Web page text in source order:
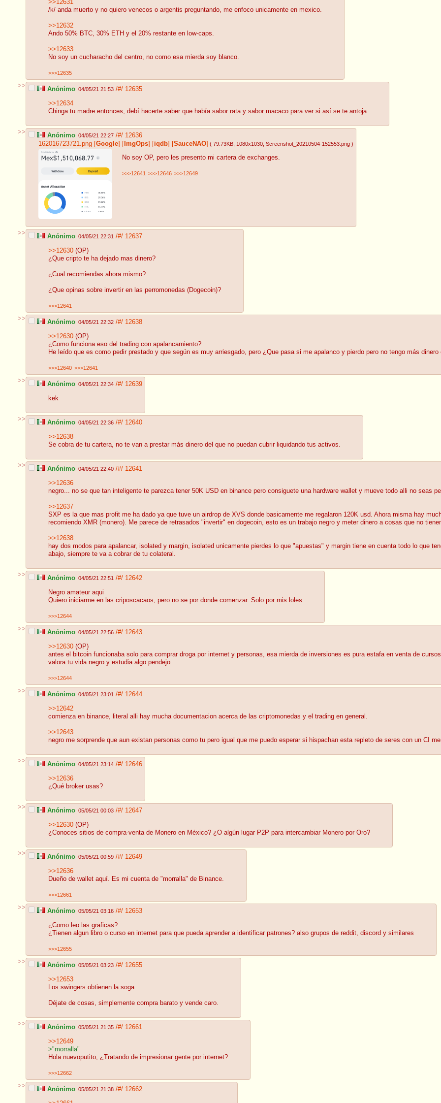
>>12631
/k/ anda muerto y no quiero venecos o argentis preguntando, me enfoco unicamente en mexico.
>>12632
Ando 50% BTC, 30% ETH y el 20% restante en low-caps.
>>12633
No soy un cucharacho del centro, no como esa mierda soy blanco.
>>>12635
>> Anónimo 04/05/21 21:53 /#/ 12635
>>12634
Chinga tu madre entonces, debí hacerte saber que había sabor rata y sabor macaco para ver si así se te antoja
>> Anónimo 04/05/21 22:27 /#/ 12636
162016723721.png [Google] [ ImgOps] [iqdb] [SauceNAO] ( 79.73KB , 1080x1030 , Screenshot_20210504-152553.png )
No soy OP, pero les presento mi cartera de exchanges.
>>>12641 >>>12646 >>>12649
>> Anónimo 04/05/21 22:31 /#/ 12637
>>12630 (OP)
¿Que cripto te ha dejado mas dinero?
¿Cual recomiendas ahora mismo?
¿Que opinas sobre invertir en las perromonedas (Dogecoin)?
>>>12641
>> Anónimo 04/05/21 22:32 /#/ 12638
>>12630 (OP)
¿Como funciona eso del trading con apalancamiento?
He leído que es como pedir prestado y que según es muy arriesgado, pero ¿Que pasa si me apalanco y pierdo pero no tengo más
>>>12640 >>>12641
>> Anónimo 04/05/21 22:34 /#/ 12639
kek
>> Anónimo 04/05/21 22:36 /#/ 12640
>>12638
Se cobra de tu cartera, no te van a prestar más dinero del que no puedan cubrir liquidando tus activos.
>> Anónimo 04/05/21 22:40 /#/ 12641
>>12636
negro... no se que tan inteligente te parezca tener 50K USD en binance pero consiguete una hardware wallet y mueve todo alli no seas
>>12637
SXP es la que mas profit me ha dado ya que tuve un airdrop de XVS donde basicamente me regalaron 120K usd. Ahora misma hay
recomiendo XMR (monero). Me parece de retrasados "invertir" en dogecoin, esto es un trabajo negro y meter dinero a cosas que no
>>12638
hay dos modos para apalancar, isolated y margin, isolated unicamente pierdes lo que "apuestas" y margin tiene en cuenta todo lo que
abajo, siempre te va a cobrar de tu colateral.
>> Anónimo 04/05/21 22:51 /#/ 12642
Negro amateur aqui
Quiero iniciarme en las criposcacaos, pero no se por donde comenzar. Solo por mis loles
>>>12644
>> Anónimo 04/05/21 22:56 /#/ 12643
>>12630 (OP)
antes el bitcoin funcionaba solo para comprar droga por internet y personas, esa mierda de inversiones es pura estafa en venta de cursos
valora tu vida negro y estudia algo pendejo
>>>12644
>> Anónimo 04/05/21 23:01 /#/ 12644
>>12642
comienza en binance, literal alli hay mucha documentacion acerca de las criptomonedas y el trading en general.
>>12643
negro me sorprende que aun existan personas como tu pero igual que me puedo esperar si hispachan esta repleto de seres con un CI
>> Anónimo 04/05/21 23:14 /#/ 12646
>>12636
¿Qué broker usas?
>> Anónimo 05/05/21 00:03 /#/ 12647
>>12630 (OP)
¿Conoces sitios de compra-venta de Monero en México? ¿O algún lugar P2P para intercambiar Monero por Oro?
>> Anónimo 05/05/21 00:59 /#/ 12649
>>12636
Dueño de wallet aquí. Es mi cuenta de "morralla" de Binance.
>>>12661
>> Anónimo 05/05/21 03:16 /#/ 12653
¿Como leo las graficas?
¿Tienen algun libro o curso en internet para que pueda aprender a identificar patrones? also grupos de reddit, discord y similares
>>>12655
>> Anónimo 05/05/21 03:23 /#/ 12655
>>12653
Los swingers obtienen la soga.
Déjate de cosas, simplemente compra barato y vende caro.
>> Anónimo 05/05/21 21:35 /#/ 12661
>>12649
>"morralla"
Hola nuevoputito, ¿Tratando de impresionar gente por internet?
>>>12662
>> Anónimo 05/05/21 21:38 /#/ 12662